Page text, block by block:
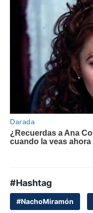
#Hashtag
#NachoMiramón